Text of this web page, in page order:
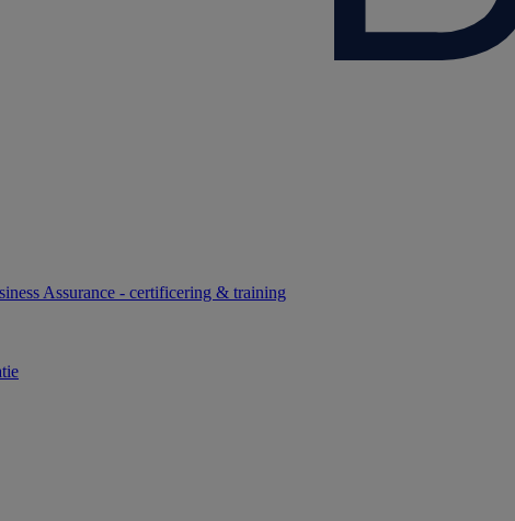
Assurance - certificering & training